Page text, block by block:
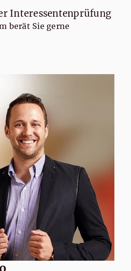
Interessentenprüfung
berät Sie gerne